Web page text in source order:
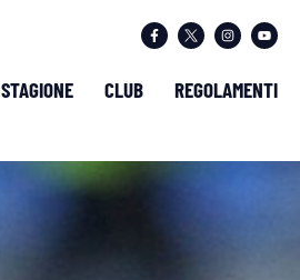
STAGIONE CLUB REGOLAMENTI